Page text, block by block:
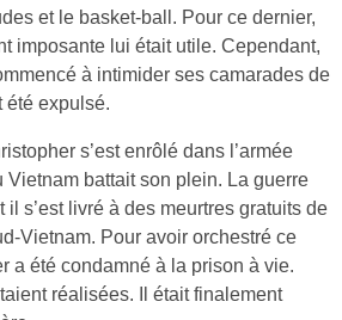
et le basket-ball. Pour ce dernier,
imposante lui était utile. Cependant,
à intimider ses camarades de
été expulsé.
s’est enrôlé dans l’armée
Vietnam battait son plein. La guerre
il s’est livré à des meurtres gratuits de
Vietnam. Pour avoir orchestré ce
a été condamné à la prison à vie.
réalisées. Il était finalement